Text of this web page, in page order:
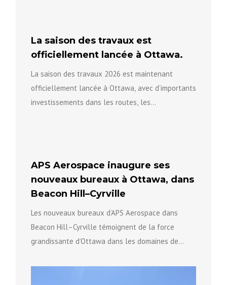
La saison des travaux est
officiellement lancée à Ottawa.
La saison des travaux 2026 est maintenant
officiellement lancée à Ottawa, avec d’importants
investissements dans les routes, les
APS Aerospace inaugure ses
nouveaux bureaux à Ottawa, dans
Beacon Hill–Cyrville
Les nouveaux bureaux d’APS Aerospace dans
Beacon Hill–Cyrville témoignent de la force
grandissante d’Ottawa dans les domaines de
avancées...